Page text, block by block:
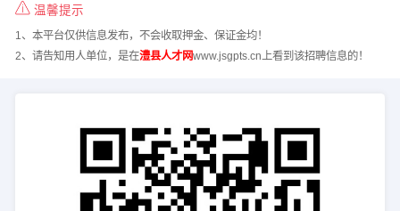
温馨提示
1、本平台仅供信息发布，不会收取押金、保证金均！
2、请告知用人单位，是在澧县人才网www.jsgpts.cn上看到该招聘信息的！